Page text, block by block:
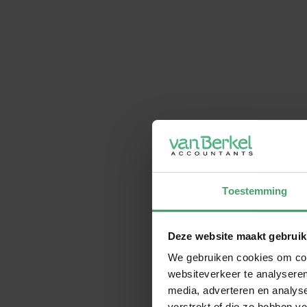
Toestemming
Deze website maakt
We gebruiken cookies om
websiteverkeer te
media, adverteren en